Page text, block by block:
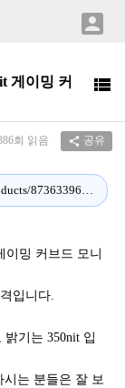

게이밍 커

회 읽음  공유
https://www.coupang.com/vp/products/8736339637?itemId=25389773208&vendorItemId=92383530126
이밍 커브드 모니
입니다.
기는 350nit 입
시는 분들은 잘 보